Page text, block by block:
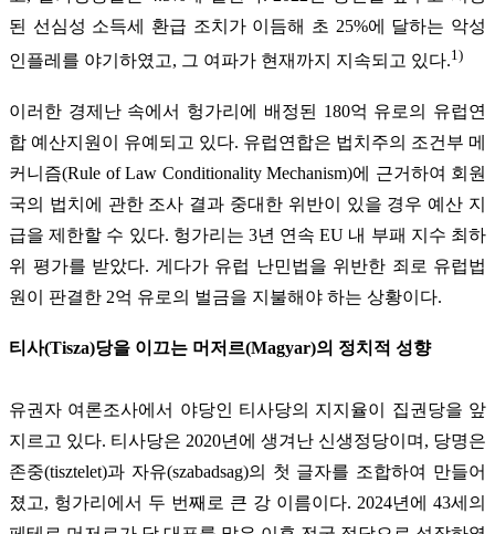
된 선심성 소득세 환급 조치가 이듬해 초 25%에 달하는 악성
인플레를 야기하였고, 그 여파가 현재까지 지속되고 있다.1)
이러한 경제난 속에서 헝가리에 배정된 180억 유로의 유럽연
합 예산지원이 유예되고 있다. 유럽연합은 법치주의 조건부 메
커니즘(Rule of Law Conditionality Mechanism)에 근거하여 회원
국의 법치에 관한 조사 결과 중대한 위반이 있을 경우 예산 지
급을 제한할 수 있다. 헝가리는 3년 연속 EU 내 부패 지수 최하
위 평가를 받았다. 게다가 유럽 난민법을 위반한 죄로 유럽법
원이 판결한 2억 유로의 벌금을 지불해야 하는 상황이다.
티사(Tisza)당을 이끄는 머저르(Magyar)의 정치적 성향
유권자 여론조사에서 야당인 티사당의 지지율이 집권당을 앞
지르고 있다. 티사당은 2020년에 생겨난 신생정당이며, 당명은
존중(tisztelet)과 자유(szabadsag)의 첫 글자를 조합하여 만들어
졌고, 헝가리에서 두 번째로 큰 강 이름이다. 2024년에 43세의